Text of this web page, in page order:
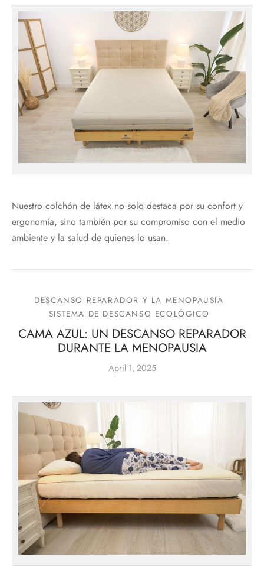
Nuestro colchón de látex no solo destaca por su confort y
ergonomía, sino también por su compromiso con el medio
ambiente y la salud de quienes lo usan.
DESCANSO REPARADOR Y LA MENOPAUSIA
SISTEMA DE DESCANSO ECOLÓGICO
CAMA AZUL: UN DESCANSO REPARADOR
DURANTE LA MENOPAUSIA
April 1, 2025